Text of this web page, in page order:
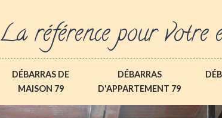
La référence pour votre
DÉBARRAS DE
MAISON 79
DÉBARRAS
D'APPARTEMENT 79